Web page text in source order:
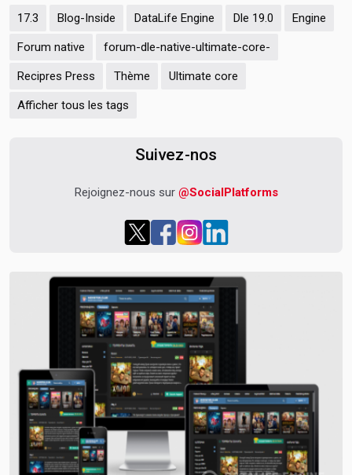
17.3 Blog-Inside DataLife Engine Dle 19.0 Engine
Forum native forum-dle-native-ultimate-core-
Recipres Press Thème Ultimate core
Afficher tous les tags
Suivez-nos
Rejoignez-nous sur @SocialPlatforms